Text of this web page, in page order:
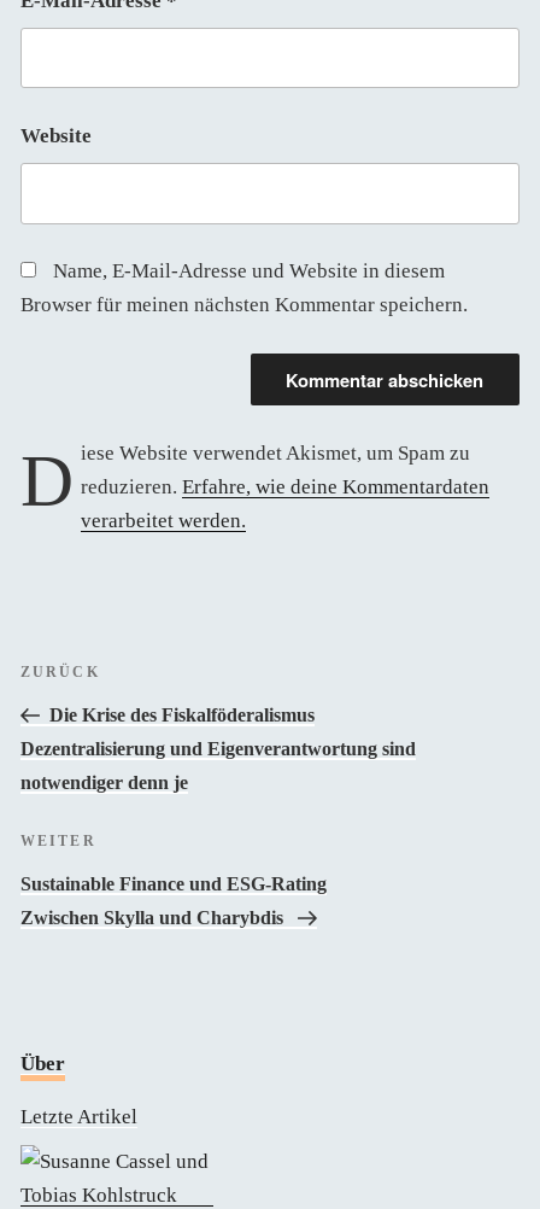
Website
Name, E-Mail-Adresse und Website in diesem
Browser für meinen nächsten Kommentar speichern.
Diese Website verwendet Akismet, um Spam zu reduzieren.Erfahre, wie deine Kommentardaten
verarbeitet werden.
Beitragsnavigation
Vorheriger
Beitrag
ZURÜCK
Die Krise des Fiskalföderalismus
Dezentralisierung und Eigenverantwortung sind
notwendiger denn je
Nächster
Beitrag
WEITER
Sustainable Finance und ESG-Rating
Zwischen Skylla und Charybdis
Über
Letzte Artikel